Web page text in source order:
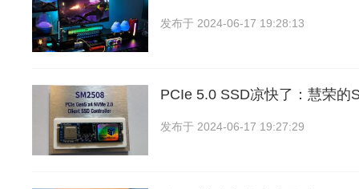
发布于 2024-06-17 19:28:13
PCIe 5.0 SSD凉快了：慧荣的
发布于 2024-06-17 19:27:29